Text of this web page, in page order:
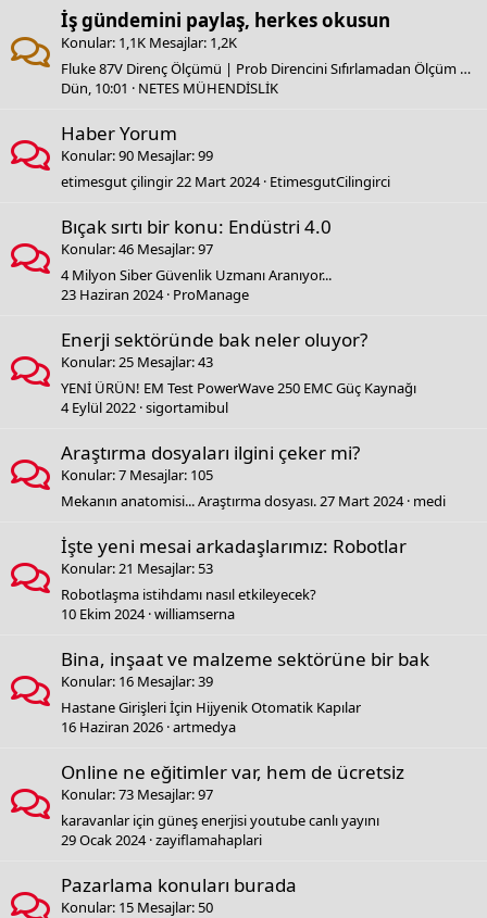
İş gündemini paylaş, herkes okusun
Konular 1,1K Mesajlar 1,2K
Fluke 87V Direnç Ölçümü | Prob Direncini Sıfırlamadan Ölçüm Yapmayın!
Dün, 10:01
NETES MÜHENDİSLİK
Haber Yorum
Konular 90 Mesajlar 99
etimesgut çilingir22 Mart 2024 EtimesgutCilingirci
Bıçak sırtı bir konu: Endüstri 4.0
Konular 46 Mesajlar 97
4 Milyon Siber Güvenlik Uzmanı Aranıyor...
23 Haziran 2024 ProManage
Enerji sektöründe bak neler oluyor?
Konular 25 Mesajlar 43
YENİ ÜRÜN! EM Test PowerWave 250 EMC Güç Kaynağı
4 Eylül 2022 sigortamibul
Araştırma dosyaları ilgini çeker mi?
Konular 7 Mesajlar 105
Mekanın anatomisi... Araştırma dosyası.27 Mart 2024 medi
İşte yeni mesai arkadaşlarımız: Robotlar
Konular 21 Mesajlar 53
Robotlaşma istihdamı nasıl etkileyecek?
10 Ekim 2024 williamserna
Bina, inşaat ve malzeme sektörüne bir bak
Konular 16 Mesajlar 39
Hastane Girişleri İçin Hijyenik Otomatik Kapılar
16 Haziran 2026 artmedya
Online ne eğitimler var, hem de ücretsiz
Konular 73 Mesajlar 97
karavanlar için güneş enerjisi youtube canlı yayını
29 Ocak 2024 zayiflamahaplari
Pazarlama konuları burada
Konular 15 Mesajlar 50